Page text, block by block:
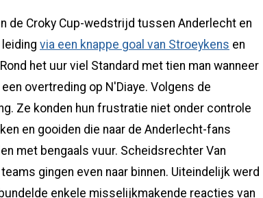
de Croky Cup-wedstrijd tussen Anderlecht en
via een knappe goal van Stroeykens en
het uur viel Standard met tien man wanneer
overtreding op N'Diaye. Volgens de
Ze konden hun frustratie niet onder controle
en gooiden die naar de Anderlecht-fans
met bengaals vuur. Scheidsrechter Van
gingen even naar binnen. Uiteindelijk werd
enkele misselijkmakende reacties van